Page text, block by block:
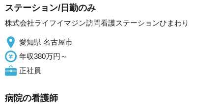
ステーション/日勤のみ
株式会社ライフイマジン訪問看護ステーションひまわり
愛知県 名古屋市
年収380万円～
正社員
病院の看護師